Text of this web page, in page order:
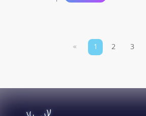
« 1 2 3